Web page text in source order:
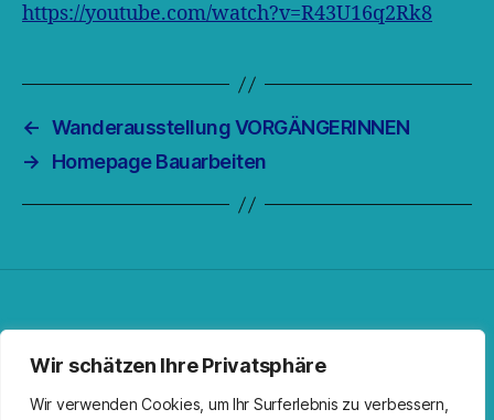
Wir schätzen Ihre Privatsphäre
Wir verwenden Cookies, um Ihr Surferlebnis zu verbessern,
https://youtube.com/watch?v=R43U16q2Rk8
← Wanderausstellung VORGÄNGERINNEN
→
Homepage Bauarbeiten
Facebook
Spotify
RSS-FeedInstagram